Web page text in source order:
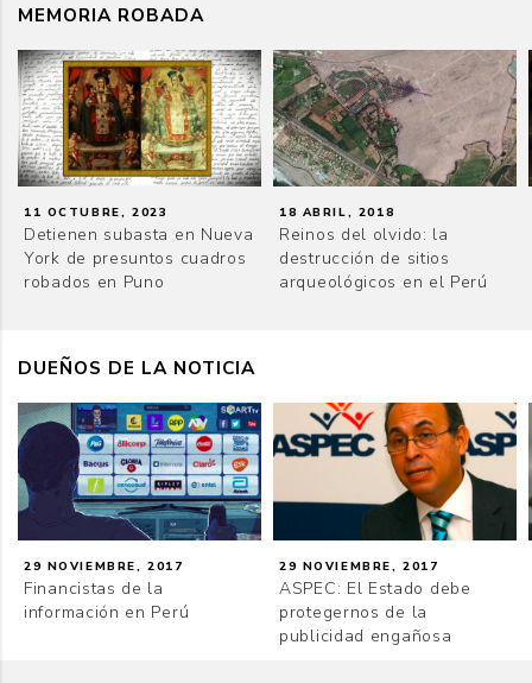
MEMORIA ROBADA
11 OCTUBRE, 2023
Detienen subasta en Nueva
York de presuntos cuadros
robados en Puno
18 ABRIL, 2018
Reinos del olvido: la
destrucción de sitios
arqueológicos en el Perú
DUEÑOS DE LA NOTICIA
29 NOVIEMBRE, 2017
Financistas de la
información en Perú
29 NOVIEMBRE, 2017
ASPEC: El Estado debe
protegernos de la
publicidad engañosa